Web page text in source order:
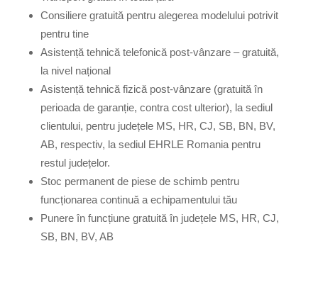
Consiliere gratuită pentru alegerea modelului potrivit
pentru tine
Asistență tehnică telefonică post-vânzare – gratuită,
la nivel național
Asistență tehnică fizică post-vânzare (gratuită în
perioada de garanție, contra cost ulterior), la sediul
clientului, pentru județele MS, HR, CJ, SB, BN, BV,
AB, respectiv, la sediul EHRLE Romania pentru
restul județelor.
Stoc permanent de piese de schimb pentru
funcționarea continuă a echipamentului tău
Punere în funcțiune gratuită în județele MS, HR, CJ,
SB, BN, BV, AB